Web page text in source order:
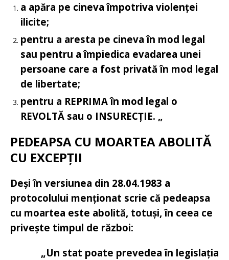
a apăra pe cineva împotriva violenței
ilicite;
pentru a aresta pe cineva în mod legal
sau pentru a împiedica evadarea unei
persoane care a fost privată în mod legal
de libertate;
pentru a REPRIMA în mod legal o
REVOLTĂ sau o INSURECȚIE. „
PEDEAPSA CU MOARTEA ABOLITĂ
CU EXCEPȚII
Deși în versiunea din 28.04.1983 a
protocolului menționat scrie că pedeapsa
cu moartea este abolită, totuși, în ceea ce
privește timpul de război:
„Un stat poate prevedea în legislația